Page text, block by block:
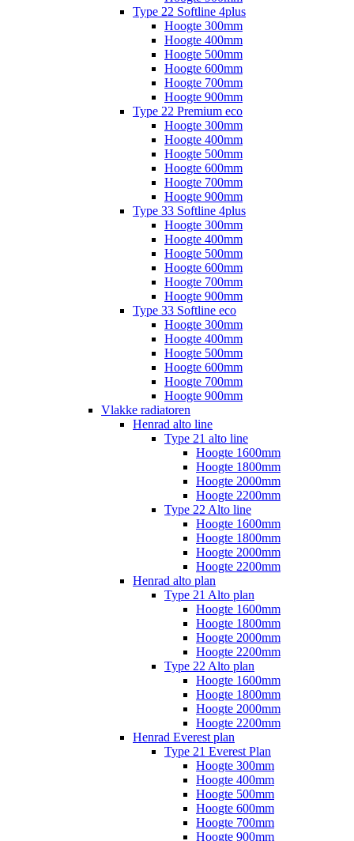
Type 22 Softline 4plus
Hoogte 300mm
Hoogte 400mm
Hoogte 500mm
Hoogte 600mm
Hoogte 700mm
Hoogte 900mm
Type 22 Premium eco
Hoogte 300mm
Hoogte 400mm
Hoogte 500mm
Hoogte 600mm
Hoogte 700mm
Hoogte 900mm
Type 33 Softline 4plus
Hoogte 300mm
Hoogte 400mm
Hoogte 500mm
Hoogte 600mm
Hoogte 700mm
Hoogte 900mm
Type 33 Softline eco
Hoogte 300mm
Hoogte 400mm
Hoogte 500mm
Hoogte 600mm
Hoogte 700mm
Hoogte 900mm
Vlakke radiatoren
Henrad alto line
Type 21 alto line
Hoogte 1600mm
Hoogte 1800mm
Hoogte 2000mm
Hoogte 2200mm
Type 22 Alto line
Hoogte 1600mm
Hoogte 1800mm
Hoogte 2000mm
Hoogte 2200mm
Henrad alto plan
Type 21 Alto plan
Hoogte 1600mm
Hoogte 1800mm
Hoogte 2000mm
Hoogte 2200mm
Type 22 Alto plan
Hoogte 1600mm
Hoogte 1800mm
Hoogte 2000mm
Hoogte 2200mm
Henrad Everest plan
Type 21 Everest Plan
Hoogte 300mm
Hoogte 400mm
Hoogte 500mm
Hoogte 600mm
Hoogte 700mm
Hoogte 900mm